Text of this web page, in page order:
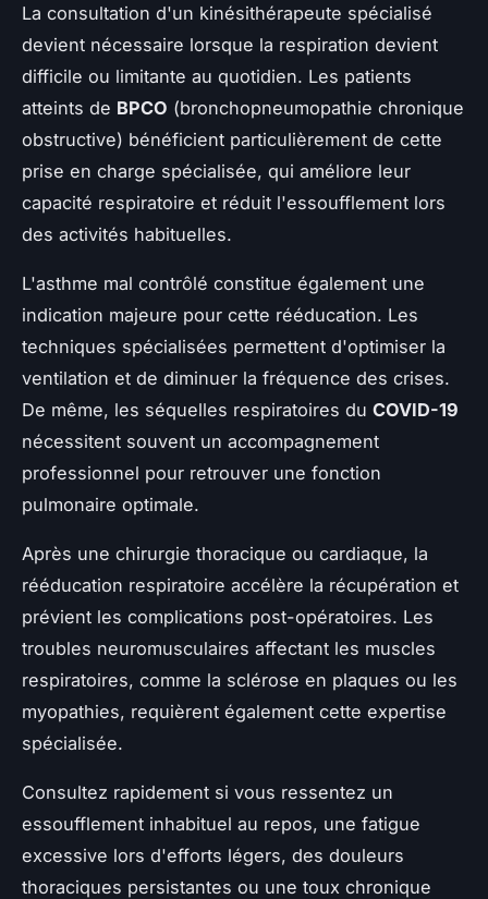
La consultation d'un kinésithérapeute spécialisé
devient nécessaire lorsque la respiration devient
difficile ou limitante au quotidien. Les patients
atteints de BPCO (bronchopneumopathie chronique
obstructive) bénéficient particulièrement de cette
prise en charge spécialisée, qui améliore leur
capacité respiratoire et réduit l'essoufflement lors
des activités habituelles.
L'asthme mal contrôlé constitue également une
indication majeure pour cette rééducation. Les
techniques spécialisées permettent d'optimiser la
ventilation et de diminuer la fréquence des crises.
De même, les séquelles respiratoires du COVID-19
nécessitent souvent un accompagnement
professionnel pour retrouver une fonction
pulmonaire optimale.
Après une chirurgie thoracique ou cardiaque, la
rééducation respiratoire accélère la récupération et
prévient les complications post-opératoires. Les
troubles neuromusculaires affectant les muscles
respiratoires, comme la sclérose en plaques ou les
myopathies, requièrent également cette expertise
spécialisée.
Consultez rapidement si vous ressentez un
essoufflement inhabituel au repos, une fatigue
excessive lors d'efforts légers, des douleurs
thoraciques persistantes ou une toux chronique